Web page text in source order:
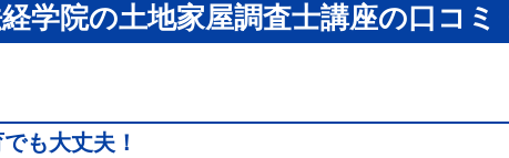
学院の土地家屋調査士講座の口コミ
も大丈夫！